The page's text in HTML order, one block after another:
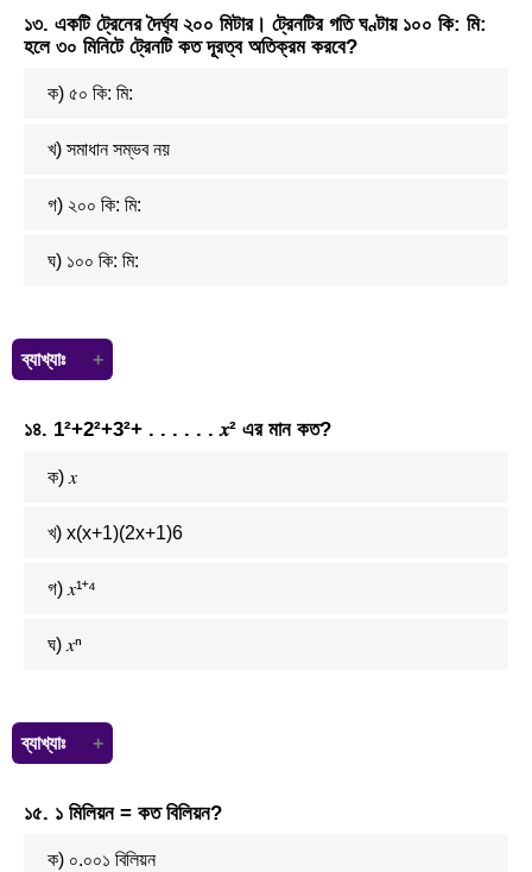
যেহেতু একটি সংখ্যা অপর সংখ্যাটির ৬৪%
১ম সংখ্যাটি ৬৪ হলে ২য় সংখ্যাটি হবে ১০০ হবে।
১ম:২য় = ৬৪:১০০
১৩. একটি ট্রেনের দৈর্ঘ্য ২০০ মিটার। ট্রেনটির গতি ঘণ্টায় ১০০ কি: মি:
হলে ৩০ মিনিটে ট্রেনটি কত দূরত্ব অতিক্রম করবে?
ক) ৫০ কি: মি:
খ) সমাধান সম্ভব নয়
গ) ২০০ কি: মি:
ঘ) ১০০ কি: মি:
ব্যাখ্যাঃ
(১০০÷৬০) কিলোমিটার ট্রেনটি ৩০ মিনিটে যায় (১০০×৩০)÷৬০ কিলোমিটার
১৪. 1²+2²+3²+ . . . . . . 𝑥² এর মান কত?
ক) 𝑥
খ) x(x+1)(2x+1)6
গ) 𝑥¹⁺⁴
ঘ) 𝑥ⁿ
ব্যাখ্যাঃ
১৫. ১ মিলিয়ন = কত বিলিয়ন?
ক) ০.০০১ বিলিয়ন